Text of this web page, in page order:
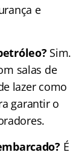
e
Sim.
salas de
lazer como
garantir o
É